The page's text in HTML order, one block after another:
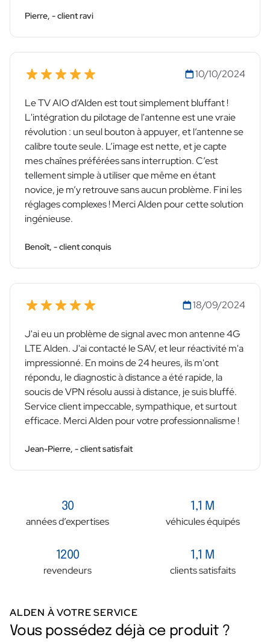
Pierre, - client ravi
10/10/2024
Le TV AIO d’Alden est tout simplement bluffant !
L'intégration du pilotage de l'antenne est une vraie
révolution : un seul bouton à appuyer, et l’antenne se
calibre toute seule. L’image est nette, et je capte
mes chaînes préférées sans interruption. C’est
tellement simple à utiliser que même en étant
novice, je m’y retrouve sans aucun problème. Fini les
réglages complexes ! Merci Alden pour cette solution
ingénieuse.
Benoît, - client conquis
18/09/2024
J'ai eu un problème de signal avec mon antenne 4G
LTE Alden. J'ai contacté le SAV, et leur réactivité m'a
impressionné. En moins de 24 heures, ils m'ont
répondu, le diagnostic à distance a été rapide, la
soucis de VPN résolu aussi à distance, je suis bluffé.
Service client impeccable, sympathique, et surtout
efficace. Merci Alden pour votre professionnalisme !
Jean-Pierre, - client satisfait
30
années d’expertises
1,1 M
véhicules équipés
1200
revendeurs
1,1 M
clients satisfaits
ALDEN À VOTRE SERVICE
Vous possédez déjà ce produit ?